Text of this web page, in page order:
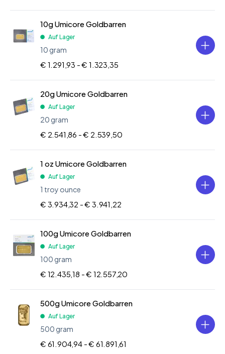
10g Umicore Goldbarren
Auf Lager
10 gram
€ 1.291,93 -€ 1.323,35
20g Umicore Goldbarren
Auf Lager
20 gram
€ 2.541,86 -€ 2.539,50
1 oz Umicore Goldbarren
Auf Lager
1 troy ounce
€ 3.934,32 -€ 3.941,22
100g Umicore Goldbarren
Auf Lager
100 gram
€ 12.435,18 -€ 12.557,20
500g Umicore Goldbarren
Auf Lager
500 gram
€ 61.904,94 -€ 61.891,61